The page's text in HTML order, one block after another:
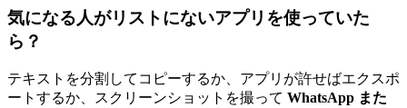
気になる人がリストにないアプリを使っていた
ら？
テキストを分割してコピーするか、アプリが許せばエクスポ
ートするか、スクリーンショットを撮って WhatsApp また